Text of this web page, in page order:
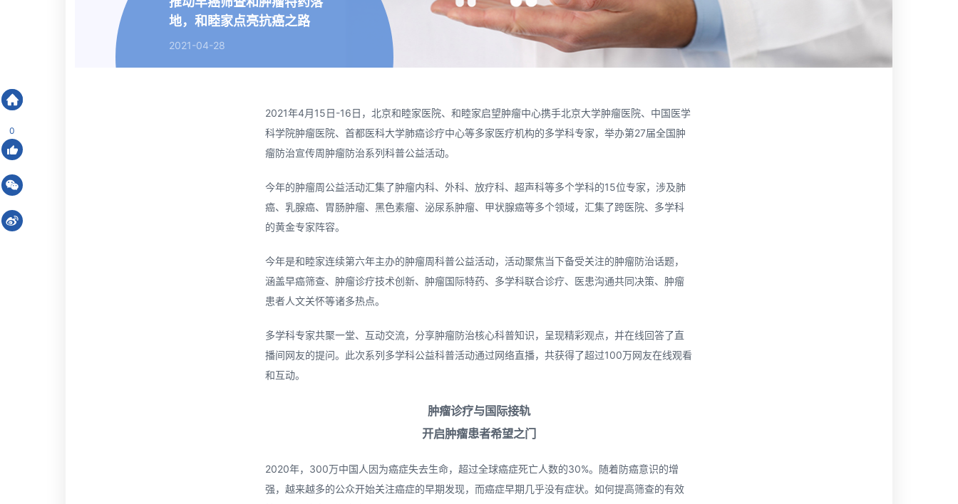
地，和睦家点亮抗癌之路
2021-04-28
0
2021年4月15日-16日，北京和睦家医院、和睦家启望肿瘤中心携手北京大学肿瘤医院、中国医学
科学院肿瘤医院、首都医科大学肺癌诊疗中心等多家医疗机构的多学科专家，举办第27届全国肿
瘤防治宣传周肿瘤防治系列科普公益活动。
今年的肿瘤周公益活动汇集了肿瘤内科、外科、放疗科、超声科等多个学科的15位专家，涉及肺
癌、乳腺癌、胃肠肿瘤、黑色素瘤、泌尿系肿瘤、甲状腺癌等多个领域，汇集了跨医院、多学科
的黄金专家阵容。
今年是和睦家连续第六年主办的肿瘤周科普公益活动，活动聚焦当下备受关注的肿瘤防治话题，
涵盖早癌筛查、肿瘤诊疗技术创新、肿瘤国际特药、多学科联合诊疗、医患沟通共同决策、肿瘤
患者人文关怀等诸多热点。
多学科专家共聚一堂、互动交流，分享肿瘤防治核心科普知识，呈现精彩观点，并在线回答了直
播间网友的提问。此次系列多学科公益科普活动通过网络直播，共获得了超过100万网友在线观看
和互动。
肿瘤诊疗与国际接轨
开启肿瘤患者希望之门
2020年，300万中国人因为癌症失去生命，超过全球癌症死亡人数的30%。随着防癌意识的增
强，越来越多的公众开始关注癌症的早期发现，而癌症早期几乎没有症状。如何提高筛查的有效